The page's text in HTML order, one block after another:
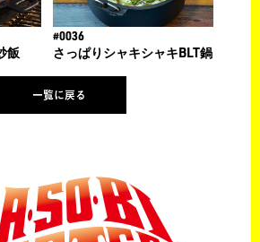
飯
#0036
さっぱりシャキシャキBLT鍋
一覧に戻る